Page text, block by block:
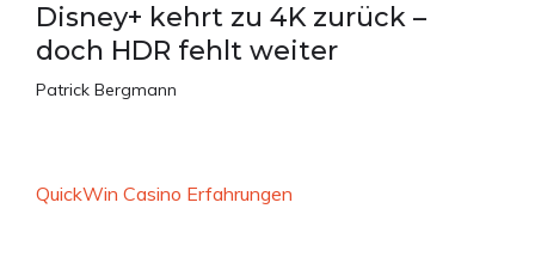
Disney+ kehrt zu 4K zurück –
doch HDR fehlt weiter
Patrick Bergmann
QuickWin Casino Erfahrungen